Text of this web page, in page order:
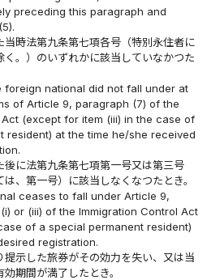
preceding this paragraph and
当時法第九条第七項各号（特別永住者に
く。）のいずれかに該当していなかつた
foreign national did not fall under at
of Article 9, paragraph (7) of the
(except for item (iii) in the case of
resident) at the time he/she received
後に法第九条第七項第一号又は第三号
は、第一号）に該当しなくなつたとき。
ceases to fall under Article 9,
or (iii) of the Immigration Control Act
of a special permanent resident)
registration.
提示した旅券がその効力を失い、又は当
期間が満了したとき。